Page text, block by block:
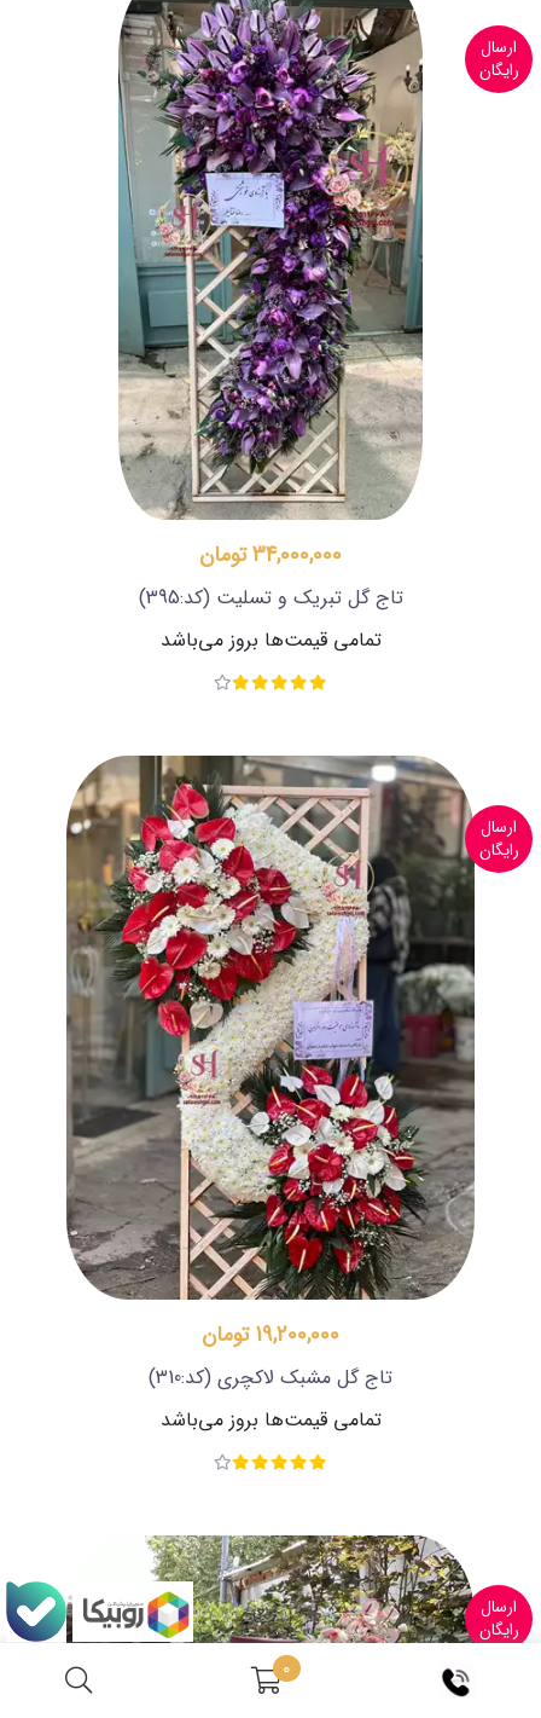
0
ارسال
رایگان
34,000,000 تومان
تاج گل تبریک و تسلیت (کد:395)
تمامی قیمت‌ها بروز می‌باشد
ارسال
رایگان
19,200,000 تومان
تاج گل مشبک لاکچری (کد:310)
تمامی قیمت‌ها بروز می‌باشد
ارسال
رایگان